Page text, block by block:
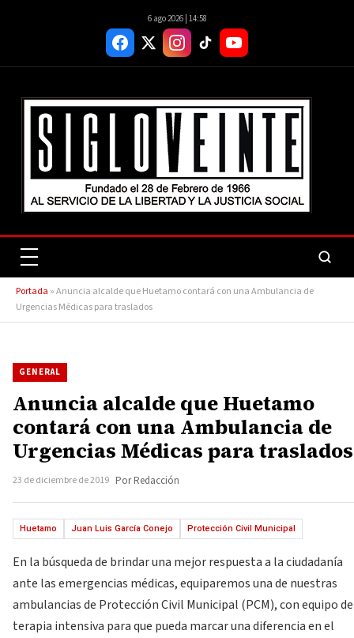
6 ago 2026 | 14:58
Portada »Anuncia alcalde que Huetamo contará con una Ambulancia de
Urgencias Médicas para traslados
GENERAL
Anuncia alcalde que Huetamo
contará con una Ambulancia de
Urgencias Médicas para traslados
23 de diciembre de 2019 Por Redacción
Huetamo Juan Luis García Conejo Protección Civil Municipal
En la búsqueda de brindar una mejor respuesta a la ciudadanía
ante las emergencias médicas, equiparemos una de nuestras
ambulancias de Protección Civil Municipal (PCM), con equipo de
terapia intensiva para que pueda marcar una diferencia en el